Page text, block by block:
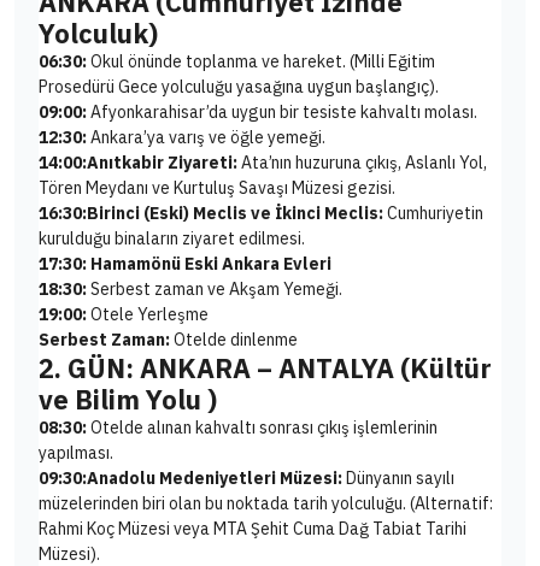
Yolculuk)
06:30:Okul önünde toplanma ve hareket. (Milli Eğitim
Prosedürü Gece yolculuğu yasağına uygun başlangıç).
09:00:Afyonkarahisar’da uygun bir tesiste kahvaltı molası.
12:30:Ankara’ya varış ve öğle yemeği.
14:00:Anıtkabir Ziyareti:Ata’nın huzuruna çıkış, Aslanlı Yol,
Tören Meydanı ve Kurtuluş Savaşı Müzesi gezisi.
16:30:Birinci (Eski) Meclis ve İkinci Meclis:Cumhuriyetin
kurulduğu binaların ziyaret edilmesi.
17:30: Hamamönü Eski Ankara Evleri
18:30:Serbest zaman ve Akşam Yemeği.
19:00:Otele Yerleşme
Serbest Zaman:Otelde dinlenme
2. GÜN: ANKARA – ANTALYA (Kültür
ve Bilim Yolu )
08:30:Otelde alınan kahvaltı sonrası çıkış işlemlerinin
yapılması.
09:30:Anadolu Medeniyetleri Müzesi:Dünyanın sayılı
müzelerinden biri olan bu noktada tarih yolculuğu. (Alternatif:
Rahmi Koç Müzesi veya MTA Şehit Cuma Dağ Tabiat Tarihi
Müzesi).